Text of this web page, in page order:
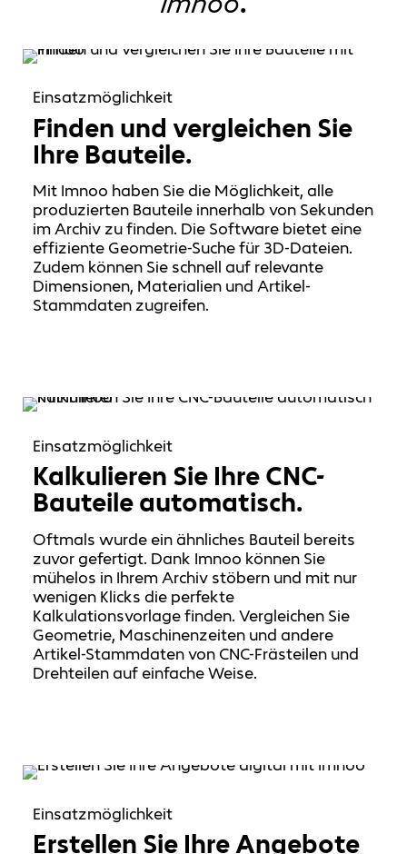
Einsatzmöglichkeit
Finden und vergleichen Sie
Ihre Bauteile.
Mit Imnoo haben Sie die Möglichkeit, alle
produzierten Bauteile innerhalb von Sekunden
im Archiv zu finden. Die Software bietet eine
effiziente Geometrie-Suche für 3D-Dateien.
Zudem können Sie schnell auf relevante
Dimensionen, Materialien und Artikel-
Stammdaten zugreifen.
Einsatzmöglichkeit
Kalkulieren Sie Ihre CNC-
Bauteile automatisch.
Oftmals wurde ein ähnliches Bauteil bereits
zuvor gefertigt. Dank Imnoo können Sie
mühelos in Ihrem Archiv stöbern und mit nur
wenigen Klicks die perfekte
Kalkulationsvorlage finden. Vergleichen Sie
Geometrie, Maschinenzeiten und andere
Artikel-Stammdaten von CNC-Frästeilen und
Drehteilen auf einfache Weise.
Einsatzmöglichkeit
Erstellen Sie Ihre Angebote